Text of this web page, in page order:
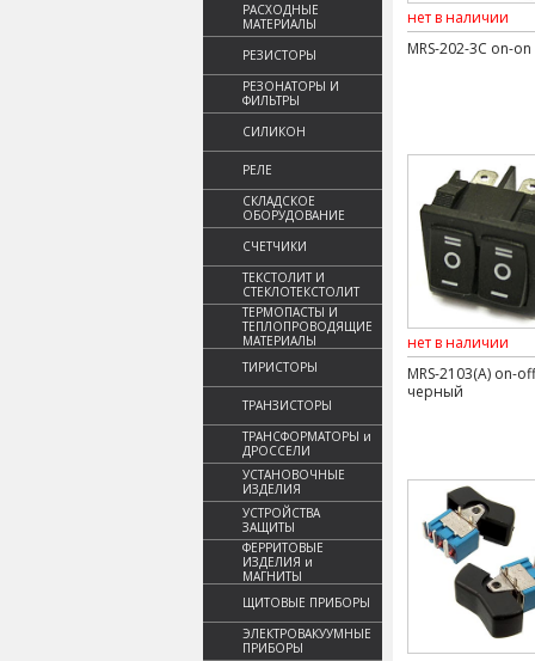
РАСХОДНЫЕ
МАТЕРИАЛЫ
РЕЗИСТОРЫ
РЕЗОНАТОРЫ И
ФИЛЬТРЫ
СИЛИКОН
РЕЛЕ
СКЛАДСКОЕ
ОБОРУДОВАНИЕ
СЧЕТЧИКИ
ТЕКСТОЛИТ И
СТЕКЛОТЕКСТОЛИТ
ТЕРМОПАСТЫ И
ТЕПЛОПРОВОДЯЩИЕ
МАТЕРИАЛЫ
ТИРИСТОРЫ
ТРАНЗИСТОРЫ
ТРАНСФОРМАТОРЫ и
ДРОССЕЛИ
УСТАНОВОЧНЫЕ
ИЗДЕЛИЯ
УСТРОЙСТВА
ЗАЩИТЫ
ФЕРРИТОВЫЕ
ИЗДЕЛИЯ и
МАГНИТЫ
ЩИТОВЫЕ ПРИБОРЫ
ЭЛЕКТРОВАКУУМНЫЕ
ПРИБОРЫ
нет в наличии
MRS-202-3C on-on
нет в наличии
MRS-2103(A) on-
черный